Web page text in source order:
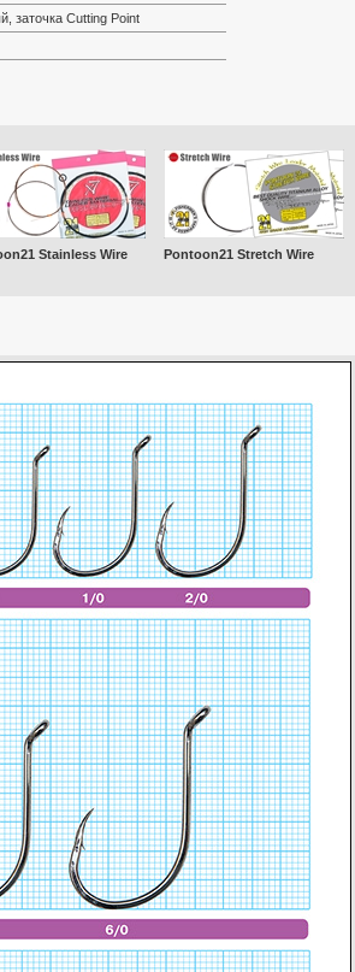
заточка Cutting Point
Stainless Wire
Pontoon21 Stretch Wire